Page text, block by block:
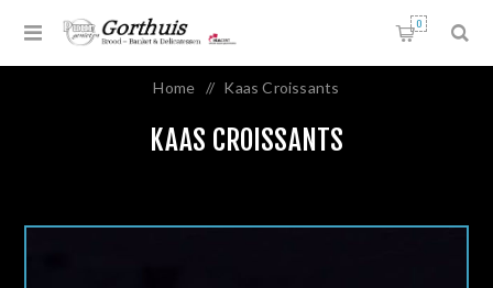
0
Home / Kaas Croissants
KAAS CROISSANTS